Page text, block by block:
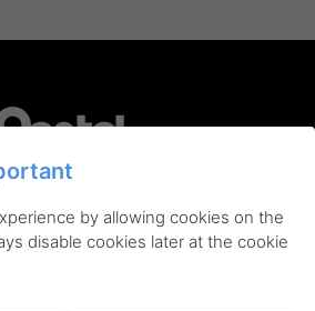
tilbehør av høyeste kvalitet. Når du
får du et verktøy du kan bruke
både kreativt og effektivt.
by allowing cookies on the
disable cookies later at the cookie